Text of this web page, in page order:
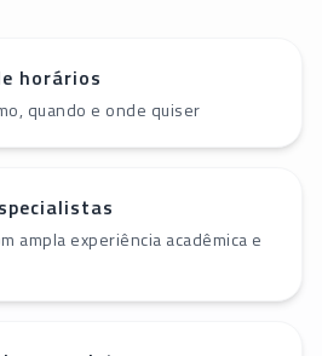
horários
quando e onde quiser
ampla experiência acadêmica e